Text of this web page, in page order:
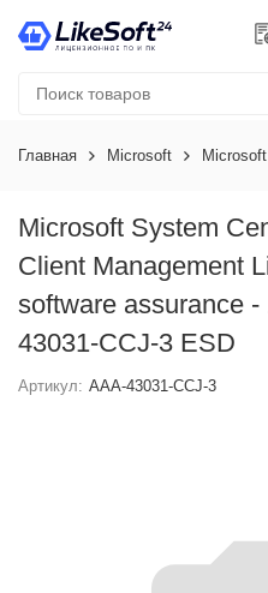
Главная Microsoft
Microsoft System
Client Management
software assurance
43031-CCJ-3 ESD
Артикул: AAA-43031-CCJ-3